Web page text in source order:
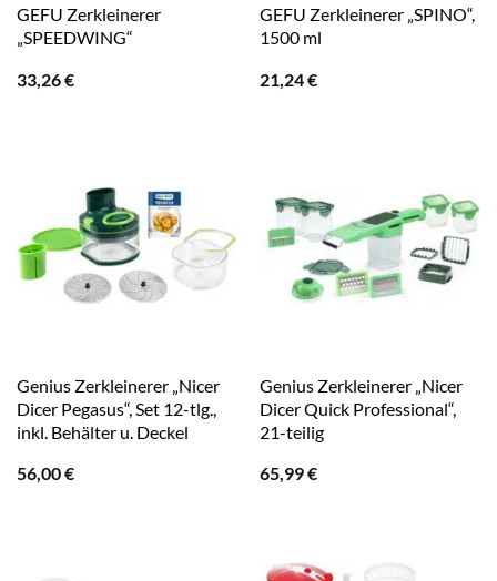
GEFU Zerkleinerer
„SPEEDWING“
33,26€
GEFU Zerkleinerer „SPINO“,
1500 ml
21,24€
Genius Zerkleinerer „Nicer
Dicer Pegasus“, Set 12-tlg.,
inkl. Behälter u. Deckel
56,00€
Genius Zerkleinerer „Nicer
Dicer Quick Professional“,
21-teilig
65,99€